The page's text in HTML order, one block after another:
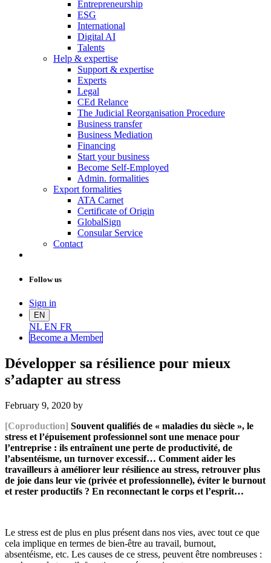
Entrepreneurship
ESG
International
Digital AI
Talents
Help & expertise
Support & expertise
Experts
Legal
CEd Relance
The Judicial Reorganisation Procedure
Business transfer
Business Mediation
Financing
Start your business
Become Self-Employed
Admin. formalities
Export formalities
ATA Carnet
Certificate of Origin
GlobalSign
Consular Service
Contact
Follow us
Sign in
EN
NL EN FR
Become a Member
Développer sa résilience pour mieux
s’adapter au stress
February 9, 2020 by
[Coproduction] Souvent qualifiés de « maladies du siècle », le
stress et l’épuisement professionnel sont une menace pour
l’entreprise : ils entraînent une perte de productivité, de
l’absentéisme, un turnover excessif… Comment aider les
travailleurs à améliorer leur résilience au stress, retrouver plus
de joie dans leur vie (privée et professionnelle), éviter le burnout
et rester productifs ? En reconnectant le corps et l’esprit…
Le stress est de plus en plus présent dans nos vies, avec tout ce que
cela implique en termes de bien-être au travail, burnout,
absentéisme, etc. Les causes de ce stress, peuvent être nombreuses :